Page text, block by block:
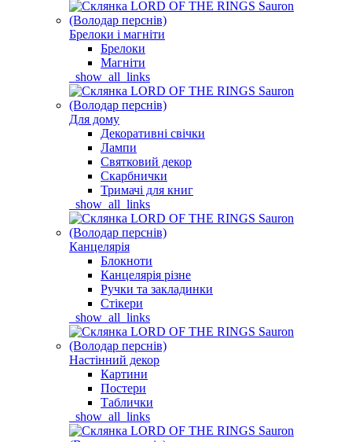
Брелоки і магніти
Брелоки
Магніти
_show_all_links
Для дому
Декоративні свічки
Лампи
Святковий декор
Скарбнички
Тримачі для книг
_show_all_links
Канцелярія
Блокноти
Канцелярія різне
Ручки та закладинки
Стікери
_show_all_links
Настінний декор
Картини
Постери
Таблички
_show_all_links